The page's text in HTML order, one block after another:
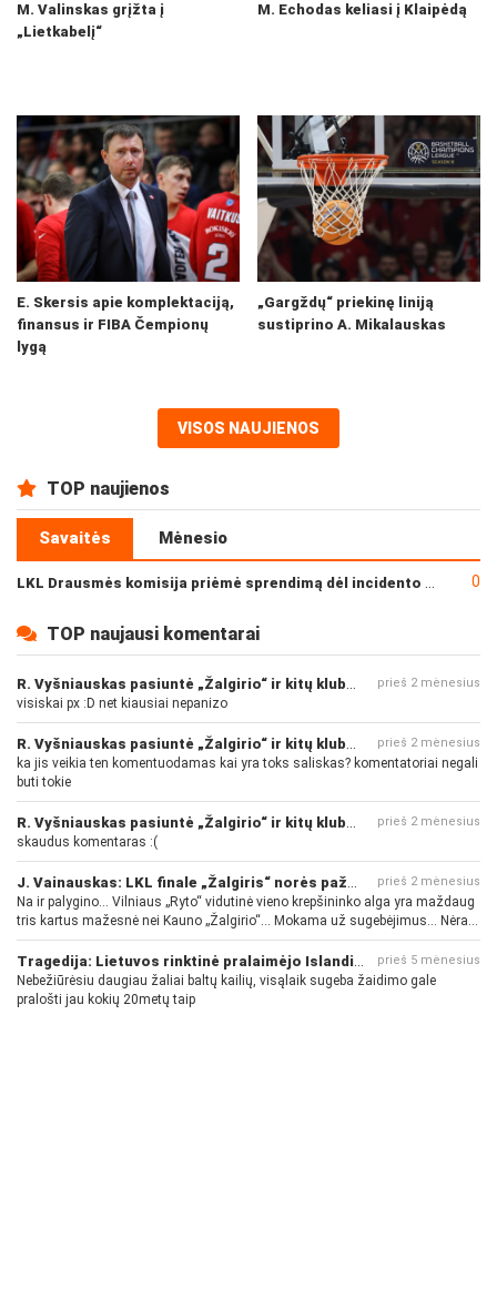
M. Valinskas grįžta į
„Lietkabelį“
M. Echodas keliasi į Klaipėdą
E. Skersis apie komplektaciją,
finansus ir FIBA Čempionų
lygą
„Gargždų“ priekinę liniją
sustiprino A. Mikalauskas
VISOS NAUJIENOS
TOP naujienos
Savaitės Mėnesio
0
TOP naujausi komentarai
prieš 2 mėnesius
visiskai px :D net kiausiai nepanizo
prieš 2 mėnesius
ka jis veikia ten komentuodamas kai yra toks saliskas? komentatoriai negali
buti tokie
prieš 2 mėnesius
skaudus komentaras :(
prieš 2 mėnesius
Na ir palygino... Vilniaus „Ryto“ vidutinė vieno krepšininko alga yra maždaug
tris kartus mažesnė nei Kauno „Žalgirio“... Mokama už sugebėjimus... Nėra
pinigų - nėra gerų žaidėjų...
prieš 5 mėnesius
Nebežiūrėsiu daugiau žaliai baltų kailių, visąlaik sugeba žaidimo gale
pralošti jau kokių 20metų taip